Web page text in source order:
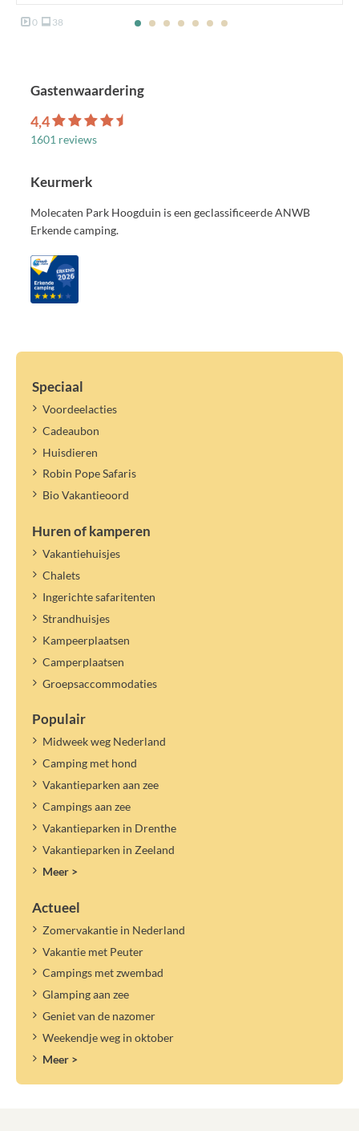
0 38
Gastenwaardering
4,4
1601 reviews
Keurmerk
Molecaten Park Hoogduin is een geclassificeerde ANWB
Erkende camping.
Speciaal
Voordeelacties
Cadeaubon
Huisdieren
Robin Pope Safaris
Bio Vakantieoord
Huren of kamperen
Vakantiehuisjes
Chalets
Ingerichte safaritenten
Strandhuisjes
Kampeerplaatsen
Camperplaatsen
Groepsaccommodaties
Populair
Midweek weg Nederland
Camping met hond
Vakantieparken aan zee
Campings aan zee
Vakantieparken in Drenthe
Vakantieparken in Zeeland
Meer >
Actueel
Zomervakantie in Nederland
Vakantie met Peuter
Campings met zwembad
Glamping aan zee
Geniet van de nazomer
Weekendje weg in oktober
Meer >